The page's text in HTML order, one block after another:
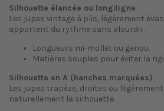
Silhouette élancée ou longiligne
Les jupes vintage à plis, légèrement
apportent du rythme sans alourdir.
Longueurs mi-mollet ou genou.
Matières souples pour éviter la
Silhouette en A (hanches marquées)
Les jupes trapèze, droites ou
naturellement la silhouette.